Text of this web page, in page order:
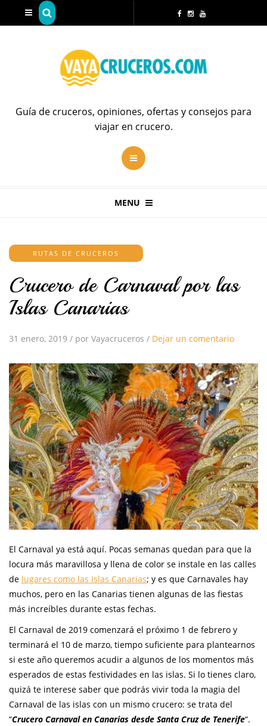
Guía de cruceros, opiniones, ofertas y consejos para
viajar en crucero.
MENU
RUTAS DE CRUCEROS
Crucero de Carnaval por las
Islas Canarias
31 enero, 2019 / por Vayacruceros / Dejar un comentario
El Carnaval ya está aquí. Pocas semanas quedan para que la
locura más maravillosa y llena de color se instale en las calles
de lugares como las Islas Canarias; y es que Carnavales hay
muchos, pero en las Canarias tienen algunas de las fiestas
más increíbles durante estas fechas.
El Carnaval de 2019 comenzará el próximo 1 de febrero y
terminará el 10 de marzo, tiempo suficiente para plantearnos
si este año queremos acudir a algunos de los momentos más
esperados de estas festividades en las islas. Si lo tienes claro,
quizá te interese saber que podrás vivir toda la magia del
Carnaval de las islas con un mismo crucero: se trata del
“Crucero Carnaval en Canarias desde Santa Cruz de Tenerife“.